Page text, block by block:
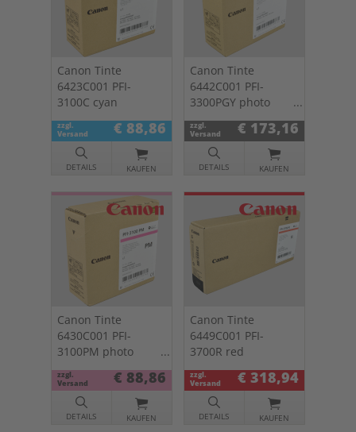
Canon Tinte
6423C001 PFI-
3100C cyan
zzgl.
Versand
€ 88,86
DETAILS KAUFEN
Canon Tinte
6442C001 PFI-
3300PGY photo
grau
zzgl.
Versand
€ 173,16
DETAILS KAUFEN
Canon Tinte
6430C001 PFI-
3100PM photo
magenta
zzgl.
Versand
€ 88,86
DETAILS KAUFEN
Canon Tinte
6449C001 PFI-
3700R red
zzgl.
Versand
€ 318,94
DETAILS KAUFEN